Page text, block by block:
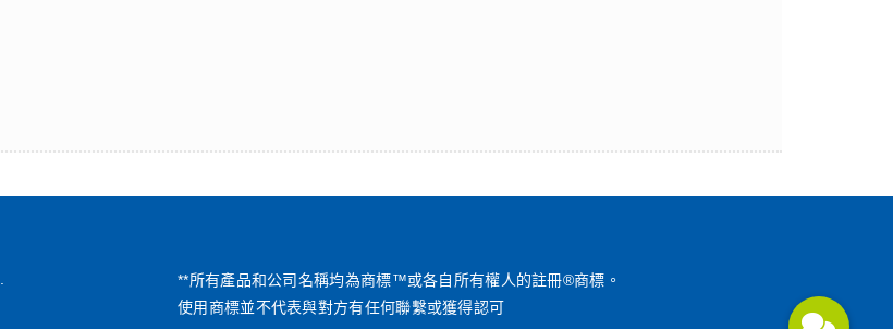
**所有產品和公司名稱均為商標™或各自所有權人的註冊®商標。
使用商標並不代表與對方有任何聯繫或獲得認可